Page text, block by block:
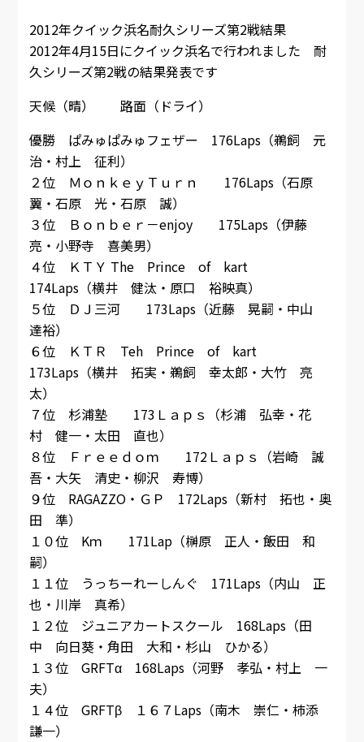
2012年クイック浜名耐久シリーズ第2戦結果
2012年4月15日にクイック浜名で行われました 耐
久シリーズ第2戦の結果発表です
天候（晴） 路面（ドライ）
優勝 ぱみゅぱみゅフェザー 176Laps（鵜飼 元
治・村上 征利）
２位 ＭｏｎｋｅｙＴｕｒｎ 176Laps（石原
翼・石原 光・石原 誠）
３位 Ｂｏｎｂｅｒ－enjoy 175Laps（伊藤
亮・小野寺 喜美男）
４位 ＫＴＹ The Prince of kart
174Laps（横井 健汰・原口 裕映真）
５位 ＤＪ三河 173Laps（近藤 晃嗣・中山
達裕）
６位 ＫＴＲ Teh Prince of kart
173Laps（横井 拓実・鵜飼 幸太郎・大竹 亮
太）
７位 杉浦塾 173Ｌａｐｓ（杉浦 弘幸・花
村 健一・太田 直也）
８位 Ｆｒｅｅｄｏｍ 172Ｌａｐｓ（岩崎 誠
吾・大矢 清史・柳沢 寿博）
９位 RAGAZZO・ＧＰ 172Laps（新村 拓也・奥
田 準）
１０位 Kｍ 171Lap（榊原 正人・飯田 和
嗣）
１１位 うっちーれーしんぐ 171Laps（内山 正
也・川岸 真希）
１２位 ジュニアカートスクール 168Laps（田
中 向日葵・角田 大和・杉山 ひかる）
１３位 GRFTα 168Laps（河野 孝弘・村上 一
夫）
１４位 GRFTβ １６７Laps（南木 崇仁・柿添
謙一）